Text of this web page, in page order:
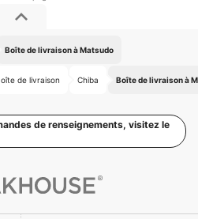
Boîte de livraison à Matsudo
de livraison Chiba Boîte de livraison à
de renseignements, visitez le